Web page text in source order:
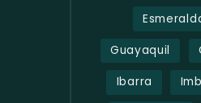
Guayaquil
Ibarra